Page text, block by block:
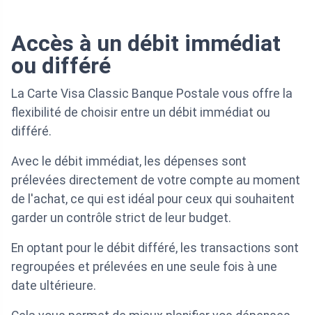
Accès à un débit immédiat
ou différé
La Carte Visa Classic Banque Postale vous offre la
flexibilité de choisir entre un débit immédiat ou
différé.
Avec le débit immédiat, les dépenses sont
prélevées directement de votre compte au moment
de l'achat, ce qui est idéal pour ceux qui souhaitent
garder un contrôle strict de leur budget.
En optant pour le débit différé, les transactions sont
regroupées et prélevées en une seule fois à une
date ultérieure.